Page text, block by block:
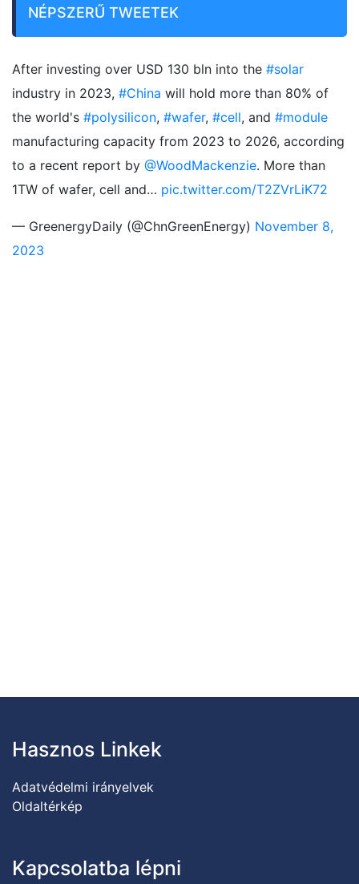
NÉPSZERŰ TWEETEK
After investing over USD 130 bln into the #solar
industry in 2023, #China will hold more than 80% of
the world's #polysilicon, #wafer, #cell, and #module
manufacturing capacity from 2023 to 2026, according
to a recent report by @WoodMackenzie. More than
1TW of wafer, cell and… pic.twitter.com/T2ZVrLiK72
— GreenergyDaily (@ChnGreenEnergy) November 8,
2023
Hasznos Linkek
Adatvédelmi irányelvek
Oldaltérkép
Kapcsolatba lépni